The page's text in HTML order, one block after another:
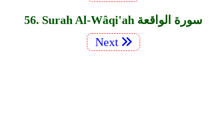
56. Surah Al-Wâqi'ah سورة الواقعة
Next